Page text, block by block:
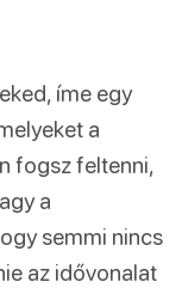
íme egy
a
fogsz feltenni,
a
semmi nincs
az idővonalat